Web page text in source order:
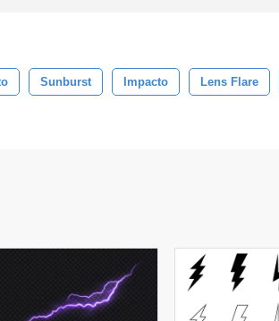
Sunburst Impacto Lens Flare